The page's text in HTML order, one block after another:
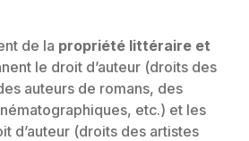
de la propriété littéraire et
le droit d’auteur (droits des
auteurs de romans, des
etc.) et les
d’auteur (droits des artistes